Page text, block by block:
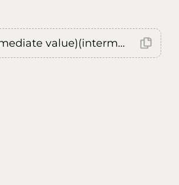
Error: (intermediate value)(intermediate value)(intermediate value).replaceAll is not a function